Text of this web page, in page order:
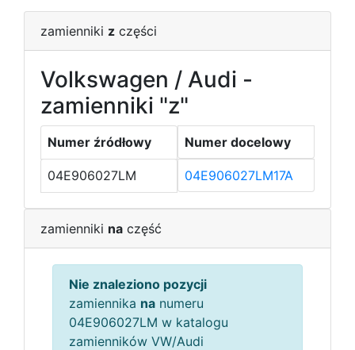
zamienniki z części
Volkswagen / Audi -
zamienniki "z"
Numer źródłowy Numer docelowy
04E906027LM 04E906027LM17A
zamienniki na część
Nie znaleziono pozycji
zamiennika na numeru
04E906027LM w katalogu
zamienników VW/Audi